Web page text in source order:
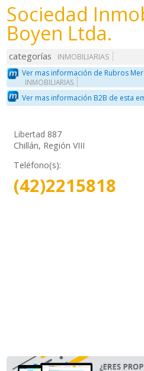
Sociedad
Boyen Ltda.
categorías
INMOBILIARIAS
Ver mas información de Rubros
INMOBILIARIAS
Ver mas información B2B de esta
Libertad 887
Chillán, Región VIII
Teléfono(s):
(42)2215818